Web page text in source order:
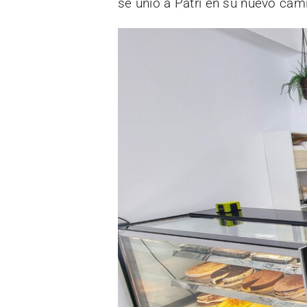
se unió a Patri en su nuevo